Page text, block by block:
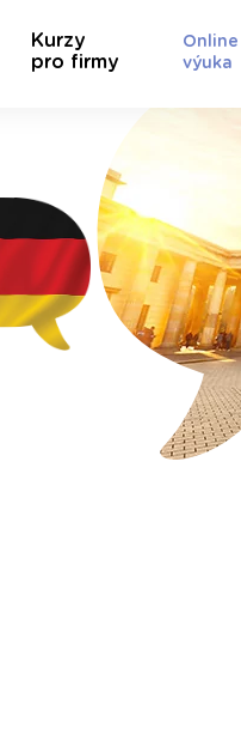
Kurzy
pro firmy
Online
výuka